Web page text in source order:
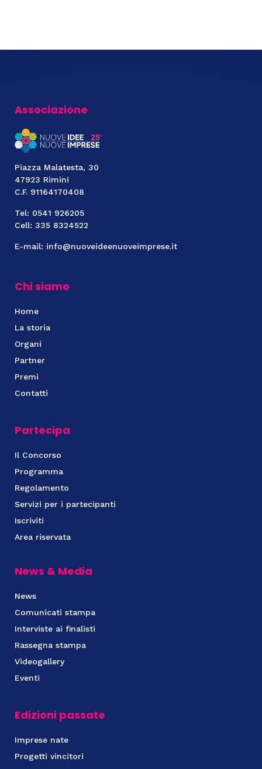
Associazione
Piazza Malatesta, 30
47923 Rimini
C.F. 91164170408
Tel: 0541 926205
Cell: 335 8324522
E-mail: info@nuoveideenuoveimprese.it
Chi siamo
Home
La storia
Organi
Partner
Premi
Contatti
Partecipa
Il Concorso
Programma
Regolamento
Servizi per i partecipanti
Iscriviti
Area riservata
News & Media
News
Comunicati stampa
Interviste ai finalisti
Rassegna stampa
Videogallery
Eventi
Edizioni passate
Imprese nate
Progetti vincitori